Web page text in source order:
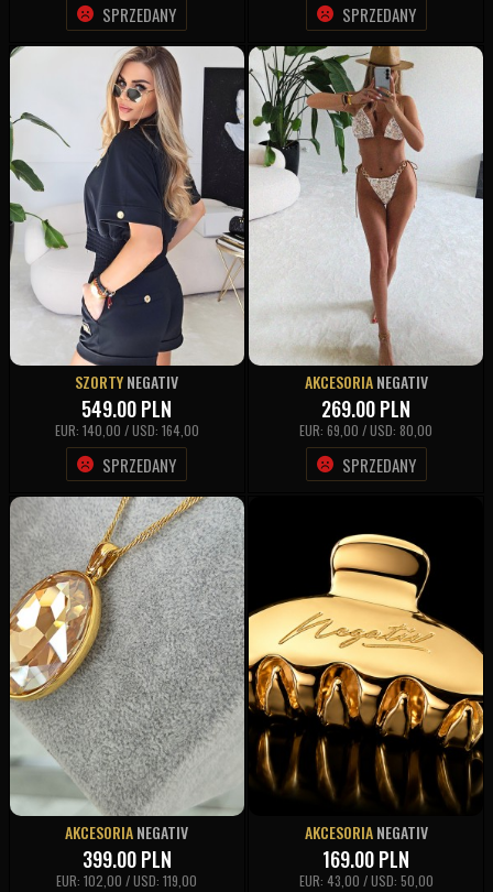
SPRZEDANY SPRZEDANY
SZORTYNEGATIV
549.00PLN
EUR: 140,00 / USD: 164,00
SPRZEDANY
AKCESORIANEGATIV
269.00PLN
EUR: 69,00 / USD: 80,00
SPRZEDANY
AKCESORIANEGATIV
399.00PLN
EUR: 102,00 / USD: 119,00
AKCESORIANEGATIV
169.00PLN
EUR: 43,00 / USD: 50,00